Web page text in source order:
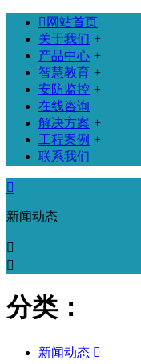
 网站首页
关于我们 +
产品中心 +
智慧教育 +
安防监控 +
在线咨询
解决方案 +
工程案例 +
联系我们

新闻动态


分类：
新闻动态 